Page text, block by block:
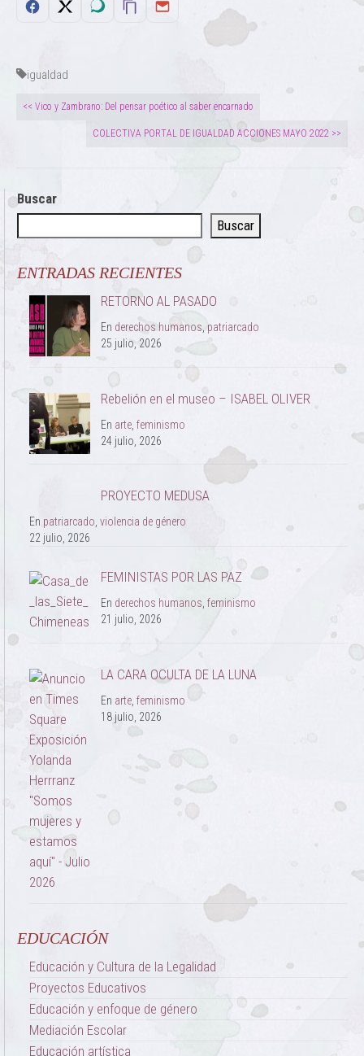
igualdad
<< Vico y Zambrano: Del pensar poético al saber encarnado
COLECTIVA PORTAL DE IGUALDAD ACCIONES MAYO 2022 >>
Buscar
Buscar
ENTRADAS RECIENTES
RETORNO AL PASADO
En derechos humanos patriarcado
25 julio, 2026
Rebelión en el museo – ISABEL OLIVER
En arte, feminismo
24 julio, 2026
PROYECTO MEDUSA
En patriarcado violencia de género
22 julio, 2026
FEMINISTAS POR LAS PAZ
En derechos humanos, feminismo
21 julio, 2026
LA CARA OCULTA DE LA LUNA
En arte, feminismo
18 julio, 2026
EDUCACIÓN
Educación y Cultura de la Legalidad
Proyectos Educativos
Educación y enfoque de género
Mediación Escolar
Educación artística